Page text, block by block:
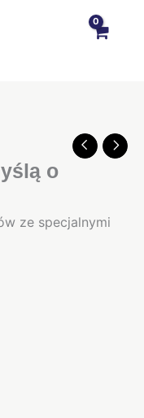
o
ze specjalnymi